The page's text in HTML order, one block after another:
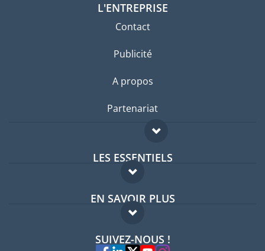
L'ENTREPRISE
Contact
Publicité
A propos
Partenariat
LES ESSENTIELS
Forum expatriés
Guides pays
EN SAVOIR PLUS
FAQ
Experts
SUIVEZ-NOUS !